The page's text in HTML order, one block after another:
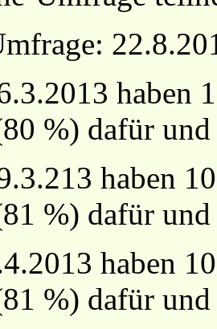
haben
%) dafür
haben
%) dafür
haben
%) dafür